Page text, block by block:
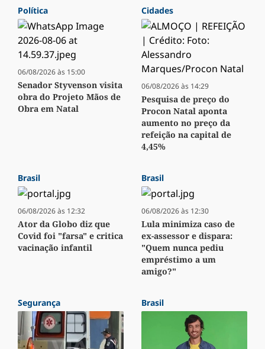
Política
06/08/2026 às 15:00
Senador Styvenson visita
obra do Projeto Mãos de
Obra em Natal
Cidades
06/08/2026 às 14:29
Pesquisa de preço do
Procon Natal aponta
aumento no preço da
refeição na capital de
4,45%
Brasil
06/08/2026 às 12:32
Ator da Globo diz que
Covid foi "farsa" e critica
vacinação infantil
Brasil
06/08/2026 às 12:30
Lula minimiza caso de
ex-assessor e dispara:
"Quem nunca pediu
empréstimo a um
amigo?"
Segurança Brasil